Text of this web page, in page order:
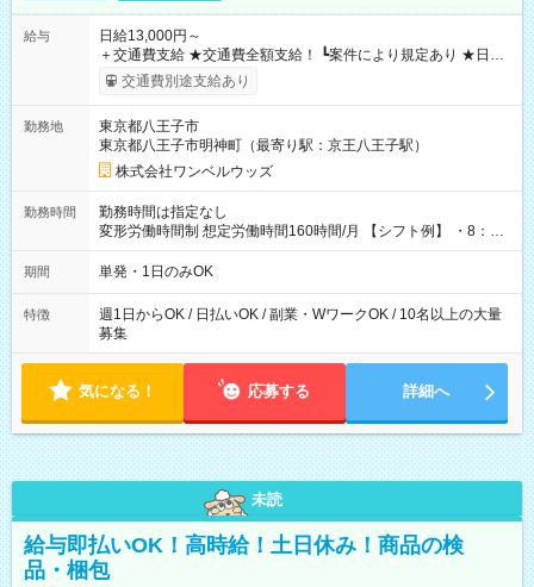
給与
日給13,000円～
＋交通費支給 ★交通費全額支給！ ┗案件により規定あり ★日払
いOK！（規定あり） ┗働いたその日に現金GET♪ お仕事後はコ
ンビニATMから 日払い分を引き落とせます！ 【試用期間】試
交通費別途支給あり
勤務地
東京都八王子市
東京都八王子市明神町（最寄り駅：京王八王子駅）
株式会社ワンベルウッズ
勤務時間
勤務時間は指定なし
変形労働時間制 想定労働時間160時間/月 【シフト例】 ・8：00
～21：00
期間 単発・1日のみOK
特徴
週1日からOK / 日払いOK / 副業・WワークOK / 10名以上の大量
募集
気になる！ 応募する 詳細へ
未読
給与即払いOK！高時給！土日休み！商品の検
品・梱包